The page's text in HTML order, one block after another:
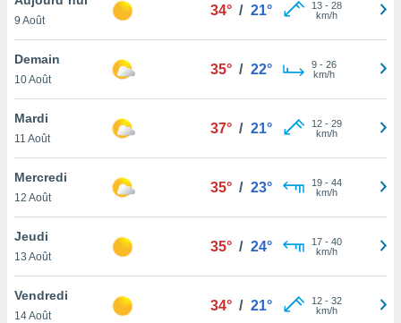
et
»,
au
vous
qu'ils
ou
le
ainsi
un
9 Août
34° / 21° 13- 28
km/h
Demain
10 Août
35° / 22° 9- 26
km/h
Mardi
11 Août
37° / 21° 12- 29
km/h
Mercredi
12 Août
35° / 23° 19- 44
km/h
Jeudi
13 Août
35° / 24° 17- 40
km/h
Vendredi
14 Août
34° / 21° 12- 32
km/h